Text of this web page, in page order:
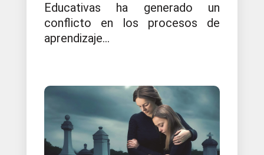
Educativas ha generado un
conflicto en los procesos de
aprendizaje...